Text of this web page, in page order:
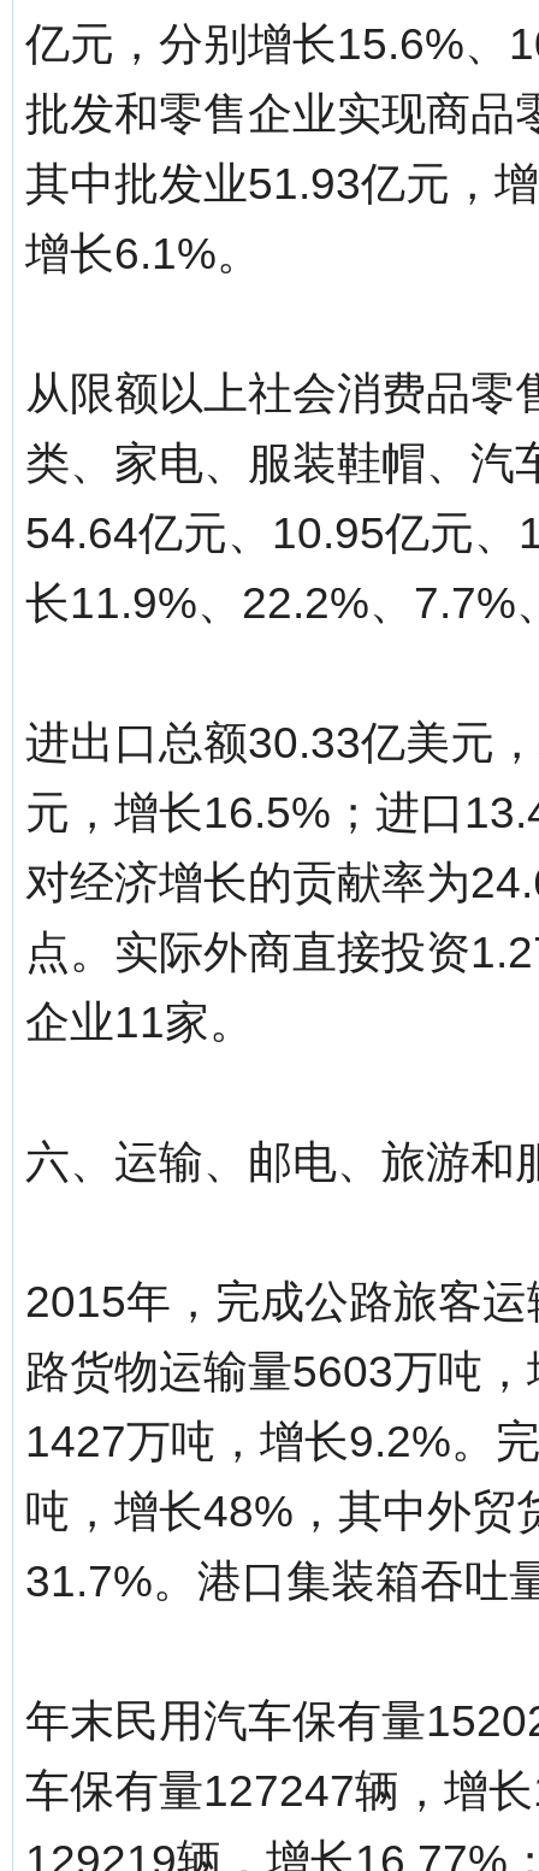
亿元，分别增长15.6%、
批发和零售企业实现商品
其中批发业51.93亿元，
增长6.1%。
从限额以上社会消费品零
类、家电、服装鞋帽、汽
54.64亿元、10.95亿元
长11.9%、22.2%、7.7%
进出口总额30.33亿美元
元，增长16.5%；进口
对经济增长的贡献率为
点。实际外商直接投资
企业11家。
六、运输、邮电、旅游和
2015年，完成公路旅客
路货物运输量5603万吨
1427万吨，增长9.2%。
吨，增长48%，其中外贸
31.7%。港口集装箱吞吐
年末民用汽车保有量
车保有量127247辆，增
129219辆，增长16.77%